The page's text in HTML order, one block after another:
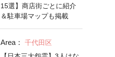
15選】商店街ごとに紹介
＆駐車場マップも掲載
Area：
千代田区